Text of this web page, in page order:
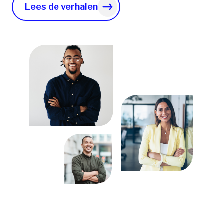
Lees de verhalen